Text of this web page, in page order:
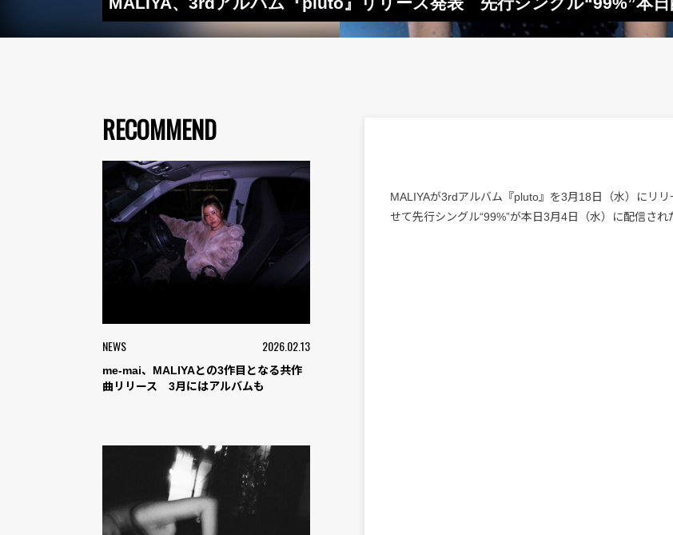
RECOMMEND
NEWS 2026.02.13
me-mai、MALIYAとの3作目となる共作
曲リリース 3月にはアルバムも
MALIYAが3rdアルバム『pluto』を3月18日（水）にリ
せて先行シングル“99%”が本日3月4日（水）に配信され